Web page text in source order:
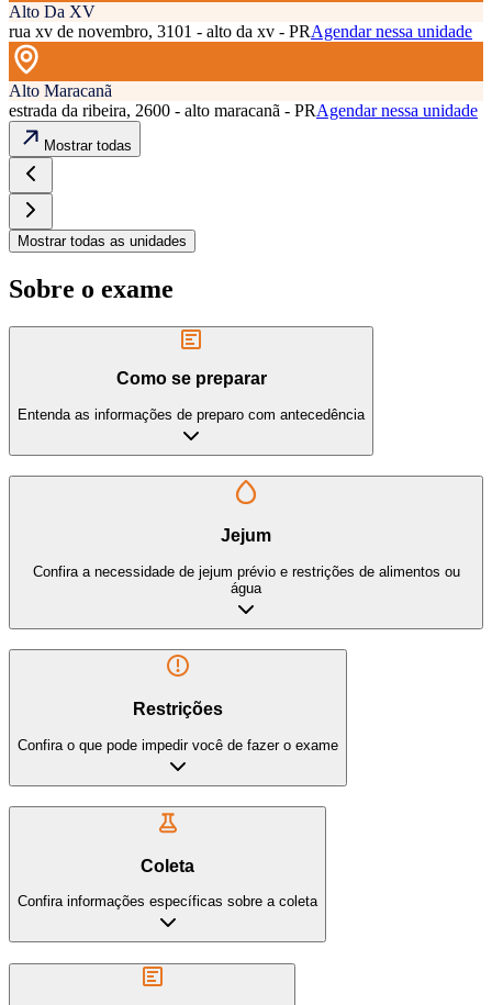
Alto Da XV
rua xv de novembro, 3101 - alto da xv - PRAgendar nessa unidade
Alto Maracanã
estrada da ribeira, 2600 - alto maracanã - PRAgendar nessa unidade
Mostrar todas
Mostrar todas as unidades
Sobre o exame
Como se preparar
Entenda as informações de preparo com antecedência
Jejum
Confira a necessidade de jejum prévio e restrições de alimentos ou
água
Restrições
Confira o que pode impedir você de fazer o exame
Coleta
Confira informações específicas sobre a coleta